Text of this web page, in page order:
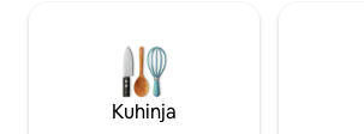
pećnica, električna ploča za kuhanje.
Odvojena spavaća soba i kućni ogrtači,
sušilo za kosu/ravnala. Kupaonica s
umivaonikom i umivaonikom, velika tuš-
Kuhinja